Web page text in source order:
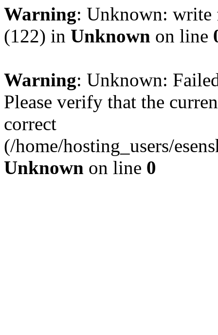
Warning: Unknown: write
(122) in Unknown on line
Warning: Unknown:
Please verify that the
correct
(/home/hosting_users/
Unknown on line 0